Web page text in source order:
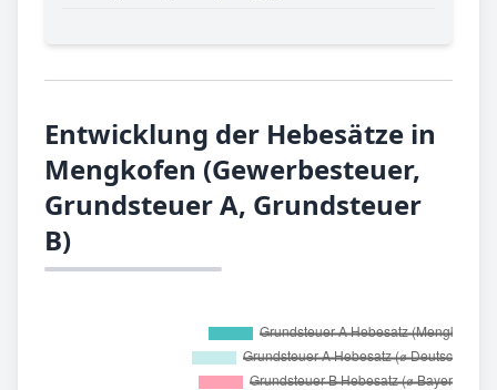
Entwicklung der Hebesätze in
Mengkofen (Gewerbesteuer,
Grundsteuer A, Grundsteuer
B)